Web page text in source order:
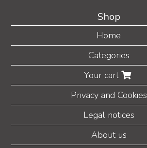
Shop
Home
Categories
Your cart
Privacy and Cookies
Legal notices
About us